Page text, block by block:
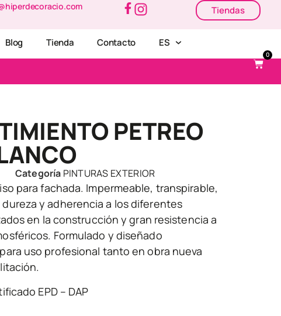
Tiendas
Blog Tienda Contacto ES
0
PETREO
Categoría PINTURAS EXTERIOR
para fachada. Impermeable, transpirable,
y adherencia a los diferentes
en la construcción y gran resistencia a
Formulado y diseñado
uso profesional tanto en obra nueva
EPD – DAP